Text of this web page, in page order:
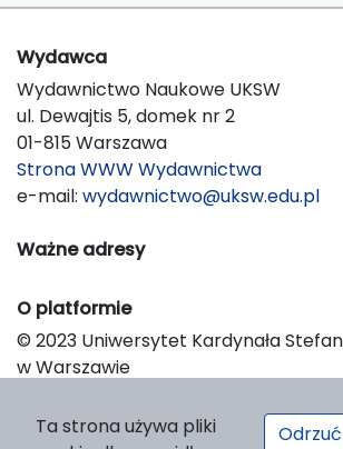
Wydawca
Wydawnictwo Naukowe UKSW
ul. Dewajtis 5, domek nr 2
01-815 Warszawa
Strona WWW Wydawnictwa
e-mail: wydawnictwo@uksw.edu.pl
Ważne adresy
O platformie
© 2023 Uniwersytet Kardynała
w Warszawie
Platform & Workflow by OJS/PKP
Ta strona używa pliki
Odrzuć